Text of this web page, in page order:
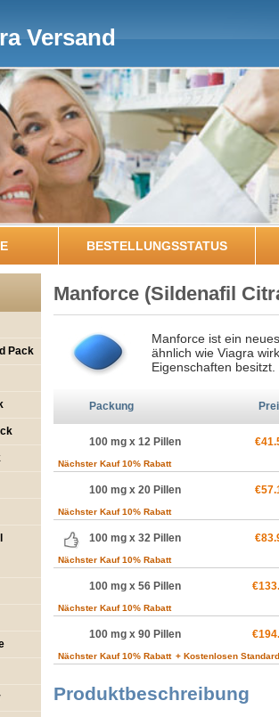
Versand
BESTELLUNGSSTATUS
Pack
Manforce (Sildenafil
Manforce ist ein
ähnlich wie Viagra
Eigenschaften besitzt.
Packung
100 mg x 12 Pillen
Nächster Kauf 10% Rabatt
100 mg x 20 Pillen
Nächster Kauf 10% Rabatt
100 mg x 32 Pillen
Nächster Kauf 10% Rabatt
100 mg x 56 Pillen
Nächster Kauf 10% Rabatt
100 mg x 90 Pillen
Nächster Kauf 10% Rabatt + Kostenlosen
Produktbeschreibung